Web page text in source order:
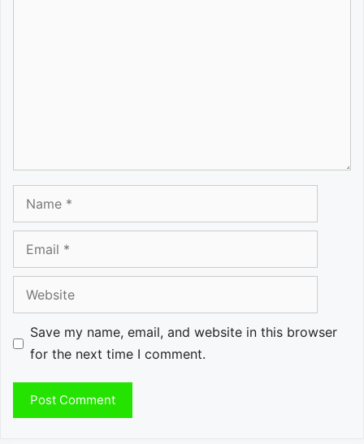
Name
Email
Website
Save my name, email, and website in this browser
for the next time I comment.